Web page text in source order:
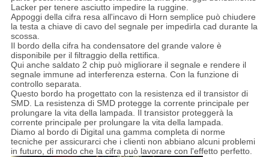
Lacker per tenere asciutto impedire la ruggine.
Appoggi della cifra resa all'incavo di Horn semplice può chiudere
la testa a chiave di cavo del segnale per impedirla cad durante la
scossa.
Il bordo della cifra ha condensatore del grande valore è
disponibile per il filtraggio della rettifica.
Qui anche saldato 2 chip può migliorare il segnale e rendere il
segnale immune ad interferenza esterna. Con la funzione di
controllo separata.
Questo bordo ha progettato con la resistenza ed il transistor di
SMD. La resistenza di SMD protegge la corrente principale per
prolungare la vita della lampada. Il transistor proteggerà la
corrente principale per prolungare la vita della lampada.
Diamo al bordo di Digital una gamma completa di norme
tecniche per assicurarci che i clienti non abbiano alcuni problemi
in futuro, di modo che la cifra può lavorare con l'effetto perfetto.